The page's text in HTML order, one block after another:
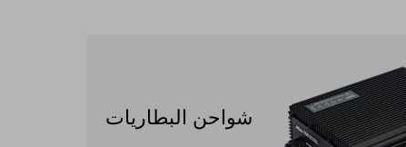
شواحن البطاريات